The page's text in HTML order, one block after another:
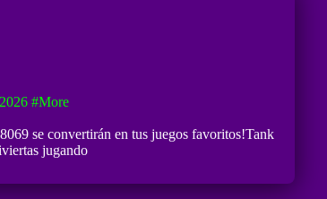
#more
se convertirán en tus juegos favoritos!Tank
jugando